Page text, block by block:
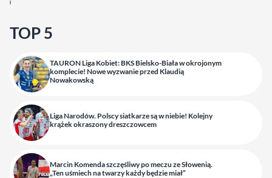
TOP 5
TAURON Liga Kobiet: BKS Bielsko-Biała w okrojonym
komplecie! Nowe wyzwanie przed Klaudią
Nowakowską
Liga Narodów. Polscy siatkarze są w niebie! Kolejny
krążek okraszony dreszczowcem
Marcin Komenda szczęśliwy po meczu ze Słowenią.
„Ten uśmiech na twarzy każdy będzie miał”